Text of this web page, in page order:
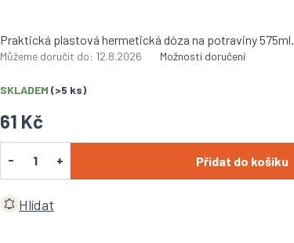
61 Kč
SKLADEM (>5 ks)
Můžeme doručit do: 12.8.2026 Možnosti doručení
Přidat do košíku
Praktická plastová hermetická dóza na potraviny 575ml.
Hlídat